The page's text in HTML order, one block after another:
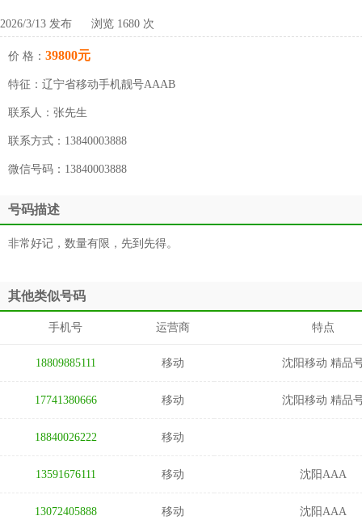
2026/3/13 发布 浏览 1680 次
价 格： 39800元
特征： 辽宁省移动手机靓号AAAB
联系人： 张先生
联系方式： 13840003888
微信号码： 13840003888
号码描述
非常好记，数量有限，先到先得。
其他类似号码
手机号 运营商 特点
18809885111 移动 沈阳移动 精品
17741380666 移动 沈阳移动 精品
18840026222 移动
13591676111 移动 沈阳AAA
13072405888 移动 沈阳AAA